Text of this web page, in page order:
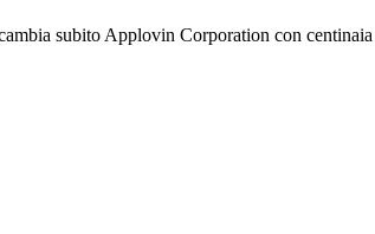
subito Applovin Corporation con